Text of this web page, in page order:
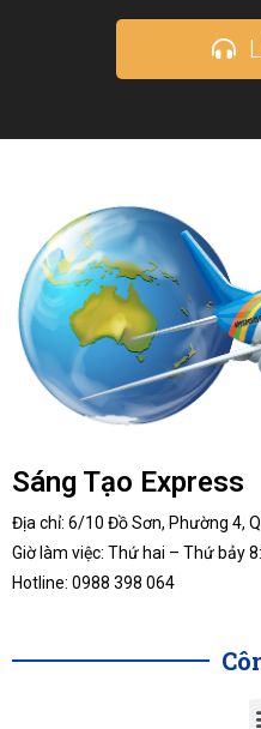
Sáng Tạo Express
Địa chỉ: 6/10 Đồ Sơn, Phường 4,
Giờ làm việc: Thứ hai – Thứ bảy
Hotline: 0988 398 064